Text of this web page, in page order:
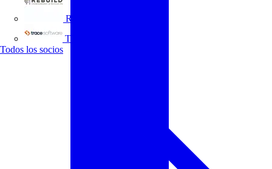
REBUILD
Trace Software
Todos los socios